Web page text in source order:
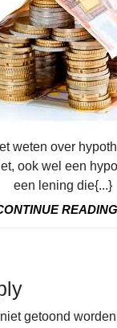
weten over
ook wel een
een lening die{...}
getoond